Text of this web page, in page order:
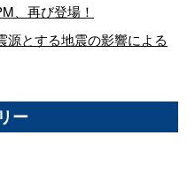
、再び登場！
源とする地震の影響による
ー